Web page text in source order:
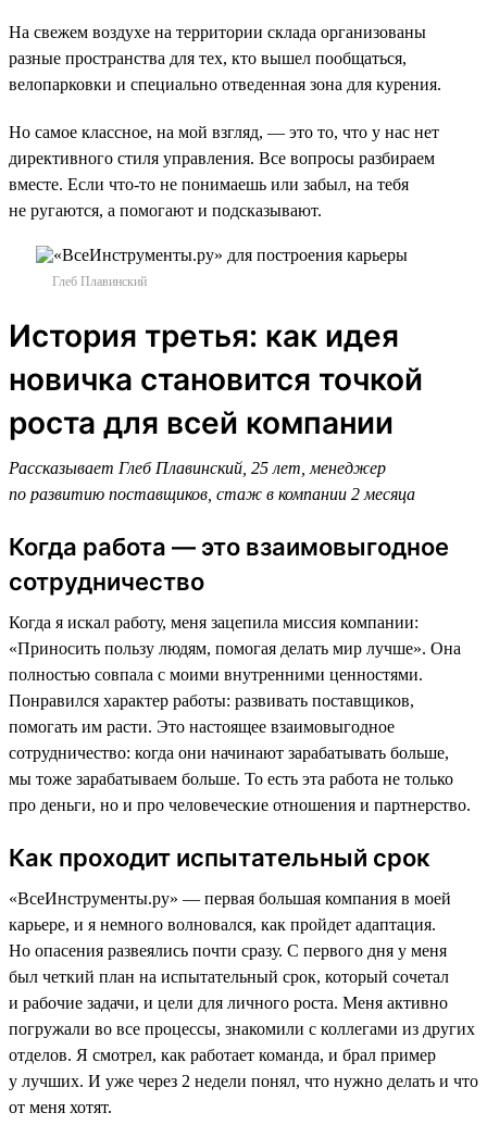
На свежем воздухе на территории склада организованы
разные пространства для тех, кто вышел пообщаться,
велопарковки и специально отведенная зона для курения.
Но самое классное, на мой взгляд, — это то, что у нас нет
директивного стиля управления. Все вопросы разбираем
вместе. Если что-то не понимаешь или забыл, на тебя
не ругаются, а помогают и подсказывают.
Глеб Плавинский
История третья: как идея
новичка становится точкой
роста для всей компании
Рассказывает Глеб Плавинский, 25 лет, менеджер
по развитию поставщиков, стаж в компании 2 месяца
Когда работа — это взаимовыгодное
сотрудничество
Когда я искал работу, меня зацепила миссия компании:
«Приносить пользу людям, помогая делать мир лучше». Она
полностью совпала с моими внутренними ценностями.
Понравился характер работы: развивать поставщиков,
помогать им расти. Это настоящее взаимовыгодное
сотрудничество: когда они начинают зарабатывать больше,
мы тоже зарабатываем больше. То есть эта работа не только
про деньги, но и про человеческие отношения и партнерство.
Как проходит испытательный срок
«ВсеИнструменты.ру» — первая большая компания в моей
карьере, и я немного волновался, как пройдет адаптация.
Но опасения развеялись почти сразу. С первого дня у меня
был четкий план на испытательный срок, который сочетал
и рабочие задачи, и цели для личного роста. Меня активно
погружали во все процессы, знакомили с коллегами из других
отделов. Я смотрел, как работает команда, и брал пример
у лучших. И уже через 2 недели понял, что нужно делать и что
от меня хотят.